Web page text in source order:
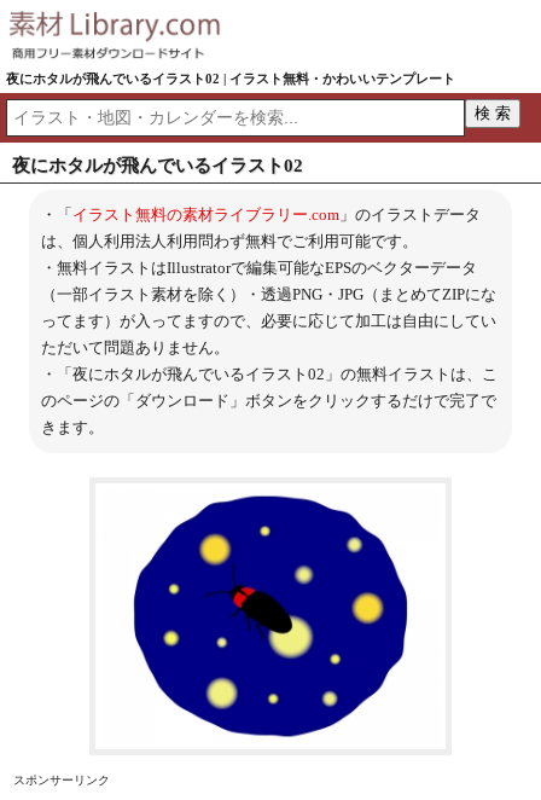
夜にホタルが飛んでいるイラスト02 | イラスト無料・かわいいテンプレート
夜にホタルが飛んでいるイラスト02
・「イラスト無料の素材ライブラリー.com」のイラストデータ
は、個人利用法人利用問わず無料でご利用可能です。
・無料イラストはIllustratorで編集可能なEPSのベクターデータ
（一部イラスト素材を除く）・透過PNG・JPG（まとめてZIPにな
ってます）が入ってますので、必要に応じて加工は自由にしてい
ただいて問題ありません。
・「夜にホタルが飛んでいるイラスト02」の無料イラストは、こ
のページの「ダウンロード」ボタンをクリックするだけで完了で
きます。
スポンサーリンク